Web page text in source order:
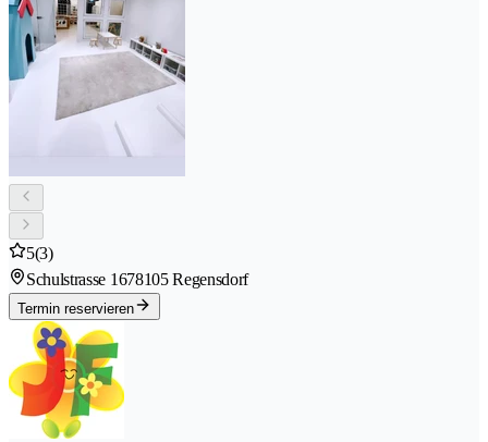
5(3)
Schulstrasse 1678105 Regensdorf
Termin reservieren